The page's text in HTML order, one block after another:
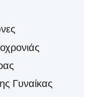
Γυναίκας